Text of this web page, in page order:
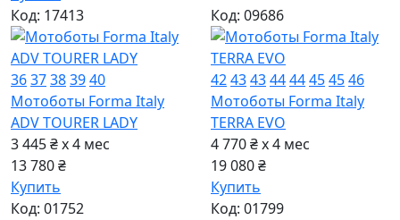
Код: 17413
3637383940
Мотоботы Forma Italy
ADV TOURER LADY
3 445 ₴ x 4 мес
13 780 ₴
Купить
Код: 09686
4243434444454546
Мотоботы Forma Italy
TERRA EVO
4 770 ₴ x 4 мес
19 080 ₴
Купить
Код: 01752
Код: 01799